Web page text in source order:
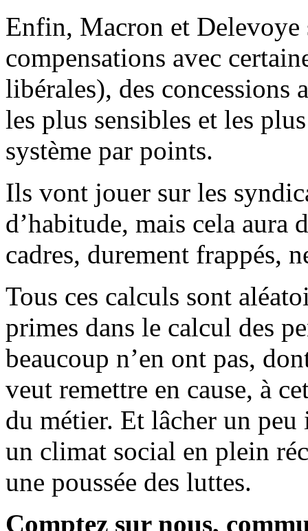
Enfin, Macron et Delevoye
compensations avec
libérales), des concessions
les plus sensibles et les
système par points.
Ils vont jouer sur les
d’habitude, mais cela aura
cadres, durement frappés,
Tous ces calculs sont
primes dans le calcul des
beaucoup n’en ont pas,
veut remettre en cause, à
du métier. Et lâcher un
un climat social en plein
une poussée des luttes.
Comptez sur nous,